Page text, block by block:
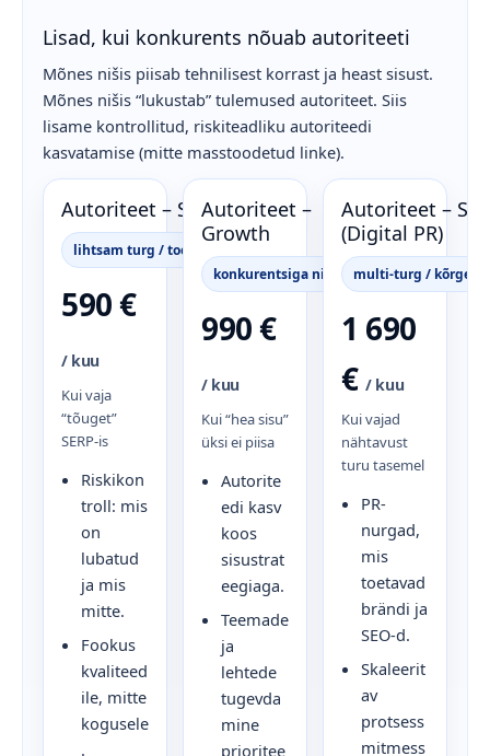
Lisad, kui konkurents nõuab autoriteeti
Mõnes nišis piisab tehnilisest korrast ja heast sisust.
Mõnes nišis “lukustab” tulemused autoriteet. Siis
lisame kontrollitud, riskiteadliku autoriteedi
kasvatamise (mitte masstoodetud linke).
Autoriteet – Starter
lihtsam turg / toetav kasv
590 €
/ kuu
Kui vaja
“tõuget”
SERP-is
Riskikon
troll: mis
on
lubatud
ja mis
mitte.
Fookus
kvaliteed
ile, mitte
kogusele
.
Autoriteet –
Growth
konkurentsiga nišid
990 €
/ kuu
Kui “hea sisu”
üksi ei piisa
Autorite
edi kasv
koos
sisustrat
eegiaga.
Teemade
ja
lehtede
tugevda
mine
prioritee
Autoriteet –
(Digital PR)
multi-turg / kõrge
1 690
€/ kuu
Kui vajad
nähtavust
turu tasemel
PR-
nurgad,
mis
toetavad
brändi ja
SEO-d.
Skaleerit
av
protsess
mitmess